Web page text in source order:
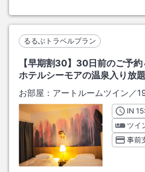
るるぶトラベルプラン
【早期割30】30日前のご予
ホテルシーモアの温泉入り放
お部屋： アートルームツイン／
INチ
ツイ
事前